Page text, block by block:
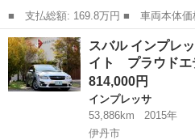
■ 支払総額: 169.8万円 ■ 車両本体価格： 1,535,000 円 ■ メーカ
ー名： スバル ■ 車種名： ＢＲＺ
クフードリヤスポイラー ＬＥＤデイ
ーディオ...
兵庫 神戸市
スバル インプレ
イト プラウド
814,000円
インプレッサ
53,886km
2015年
伊丹市